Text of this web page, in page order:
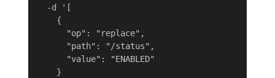
  -d '[
    {
      "op": "replace",
      "path": "/status",
      "value": "ENABLED"
    }